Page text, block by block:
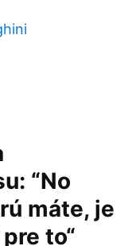
“No
máte, je
to“